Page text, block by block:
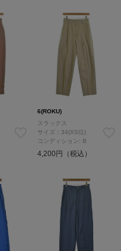
6(ROKU)
スラックス
サイズ：34(XS位)
コンディション: B
4,200円（税込）